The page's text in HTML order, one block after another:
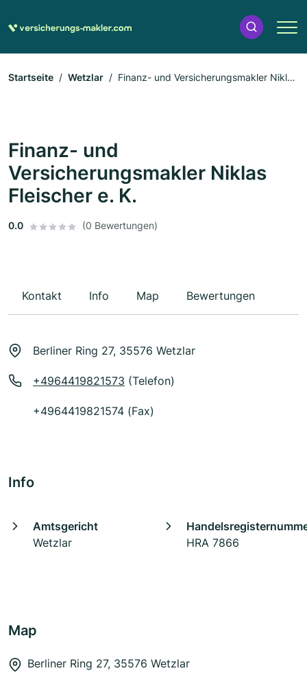
Startseite Wetzlar
Finanz- und Versicherungsmakler Niklas
Finanz- und
Versicherungsmakler Niklas
Fleischer e. K.
0.0 (0 Bewertungen)
Kontakt Info Map Bewertungen
Berliner Ring 27, 35576 Wetzlar
+4964419821573 (Telefon)
+4964419821574 (Fax)
Info
Amtsgericht
Wetzlar
HRA 7866
Map
Berliner Ring 27, 35576 Wetzlar